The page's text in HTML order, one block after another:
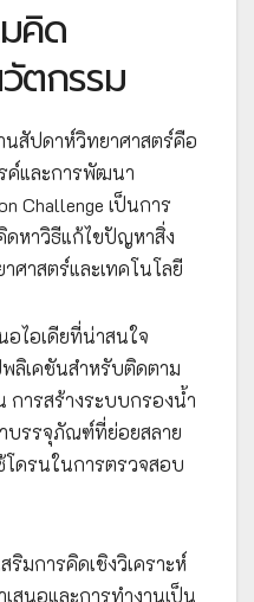
คิด
ตกรรม
นสัปดาห์วิทยาศาสตร์คือ
ค์และการพัฒนา
Challenge เป็นการ
ดหาวิธีแก้ไขปัญหาสิ่ง
ศาสตร์และเทคโนโลยี
อไอเดียที่น่าสนใจ
ลิเคชันสำหรับติดตาม
การสร้างระบบกรองน้ำ
บรรจุภัณฑ์ที่ย่อยสลาย
โดรนในการตรวจสอบ
ริมการคิดเชิงวิเคราะห์
นอและการทำงานเป็น